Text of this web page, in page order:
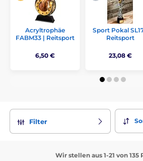
Acryltrophäe
FABM33 | Reitsport
6,50 €
Sport Pokal
Reitsport
23,08 €
Filter
Wir stellen aus 1-21 von 135